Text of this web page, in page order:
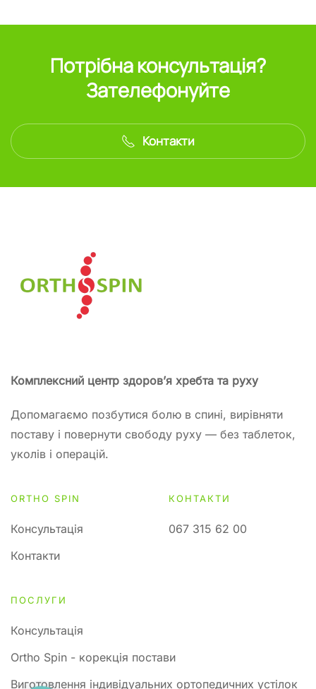
Потрібна консультація?
Зателефонуйте
Контакти
Комплексний центр здоров’я хребта та руху
Допомагаємо позбутися болю в спині, вирівняти
поставу і повернути свободу руху — без таблеток,
уколів і операцій.
ORTHO SPIN
Консультація
Контакти
КОНТАКТИ
067 315 62 00
ПОСЛУГИ
Консультація
Ortho Spin - корекція постави
Виготовлення індивідуальних ортопедичних устілок